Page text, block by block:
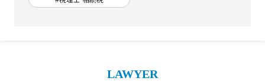
LAWYER